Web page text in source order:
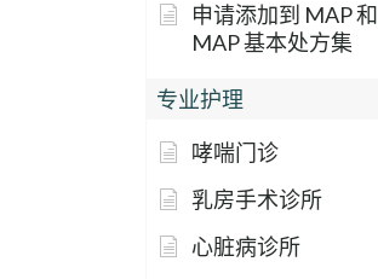
申请添加到 MAP 和
MAP 基本处方集
专业护理
哮喘门诊
乳房手术诊所
心脏病诊所